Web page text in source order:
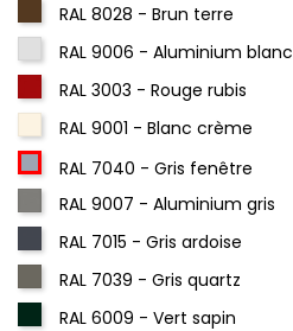
RAL 8028 - Brun terre
RAL 9006 - Aluminium blanc
RAL 3003 - Rouge rubis
RAL 9001 - Blanc crème
RAL 7040 - Gris fenêtre
RAL 9007 - Aluminium gris
RAL 7015 - Gris ardoise
RAL 7039 - Gris quartz
RAL 6009 - Vert sapin